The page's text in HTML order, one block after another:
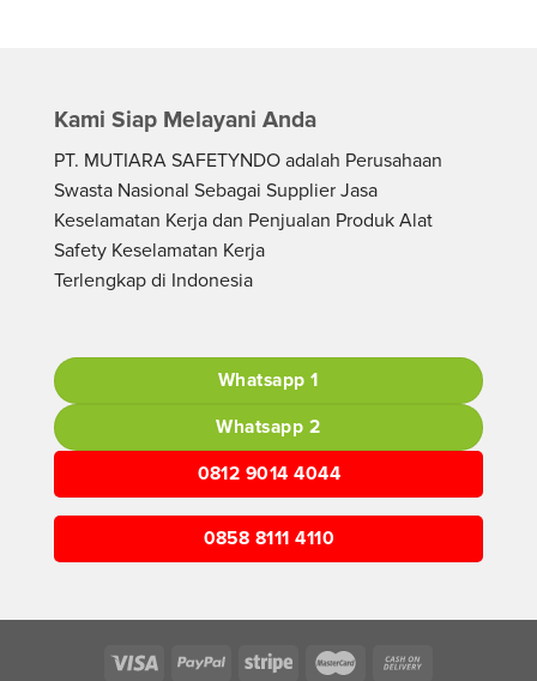
Kami Siap Melayani Anda
PT. MUTIARA SAFETYNDO adalah Perusahaan
Swasta Nasional Sebagai Supplier Jasa
Keselamatan Kerja dan Penjualan Produk Alat
Safety Keselamatan Kerja
Terlengkap di Indonesia
Whatsapp 1
Whatsapp 2
0812 9014 4044
0858 8111 4110